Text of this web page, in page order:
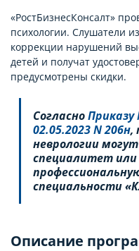
«РостБизнесКонсалт»
психологии. Слушатели
коррекции нарушений
детей и получат
предусмотрены скидки.
СогласноПриказу
02.05.2023 N 206н,
неврологии
специалитет
специальности
Описание